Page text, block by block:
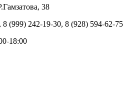
38
8 (999) 242-19-30, 8 (928) 594-62-75
18:00